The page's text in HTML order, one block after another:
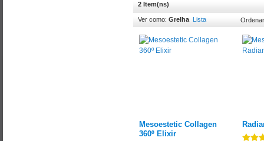
2 Item(ns)
Ver como: Grelha Lista
Mesoestetic Collagen
360º Elixir